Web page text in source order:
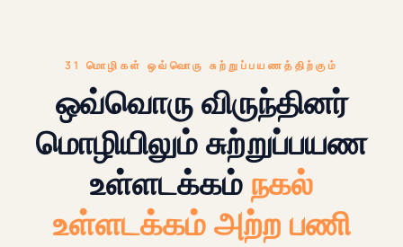
31 மொழிகள் ஒவ்வொரு சுற்றுப்பயணத்திற்கும்
ஒவ்வொரு விருந்தினர்
மொழியிலும் சுற்றுப்பயண
உள்ளடக்கம் நகல்
உள்ளடக்கம் அற்ற பணி